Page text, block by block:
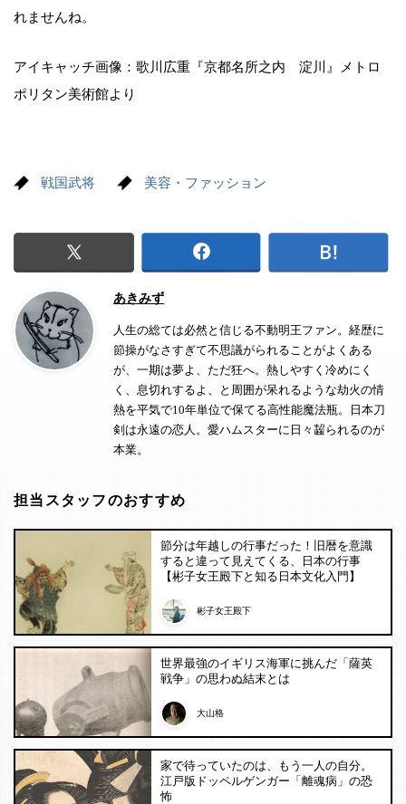
れませんね。
アイキャッチ画像：歌川広重『京都名所之内 淀川』メトロ
ポリタン美術館より
戦国武将 美容・ファッション
あきみず
人生の総ては必然と信じる不動明王ファン。経歴に
節操がなさすぎて不思議がられることがよくある
が、一期は夢よ、ただ狂へ。熱しやすく冷めにく
く、息切れするよ、と周囲が呆れるような劫火の情
熱を平気で10年単位で保てる高性能魔法瓶。日本刀
剣は永遠の恋人。愛ハムスターに日々齧られるのが
本業。
担当スタッフのおすすめ
節分は年越しの行事だった！旧暦を意識
すると違って見えてくる、日本の行事
【彬子女王殿下と知る日本文化入門】
彬子女王殿下
世界最強のイギリス海軍に挑んだ「薩英
戦争」の思わぬ結末とは
大山格
家で待っていたのは、もう一人の自分。
江戸版ドッペルゲンガー「離魂病」の恐
怖